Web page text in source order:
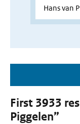
First 3933
Piggelen”